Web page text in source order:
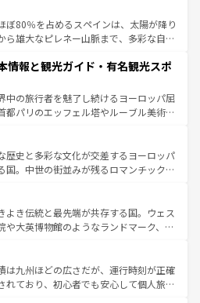
の美しい田園風景やアマルフィ海岸の絶
も見逃せない。観光の合間には、本場の
、絶品のイタリア料理を堪能することも
リアで、忘れられない旅をしてみよう！
ア情報は
ぼ80％を占めるスペインは、太陽が降り
ら雄大なピレネー山脈まで、多彩な自然
国では、情熱的なフラメンコ、熱気あふ
美味しいタパスが生活の一部となってい
ドの洗練された雰囲気や、バルセロナの
角から、地方では古代ローマ遺跡や中世
て風土や気候が異なるスペインはその個
性で訪れる人を魅了する。 なお、新着のスペイン情報は コ
照してほしい。
情報と観光ガイド・有名観光スポ
中の旅行者を魅了し続けるヨーロッパ屈
都パリのエッフェル塔やルーブル美術館
詰まっている。華麗な宮殿、歴史的な大
チ、そして豊かな自然が、訪れる者を心
た、フランスは美食の国としても知ら
の発祥地であるランス、プロヴァンスの
ー畑など、多彩な楽しみ方が可能だ。さ
地域にも魅力が溢れており、どの街角に
ぶとそれぞれで全く異なる文化を体験で
ろう。 なお、新着のフランス情報はコンテンツ一覧
。
歴史と多彩な文化が交差するヨーロッパ
国。中世の街並みが残るロマンチック街
、どこを歩いても飽きることがない。ベ
気、バイエルン州のアルプスの絶景、そ
のワイン畑といった風景は必見。ビール
ひ体験してほしい。 なお、新着の
テンツ一覧を参照してほしい。
よき伝統と最先端が共存する国。ウェス
や大英博物館のようなランドマーク、歴
魅力がある。また、優雅なアフタヌーン
きにはたまらない英国パブ、サッカー観
らこそできる体験も豊富。イギリスを旅
は九州ほどの広さだが、運行時刻が正確
れており、初心者でも安心して個人旅行